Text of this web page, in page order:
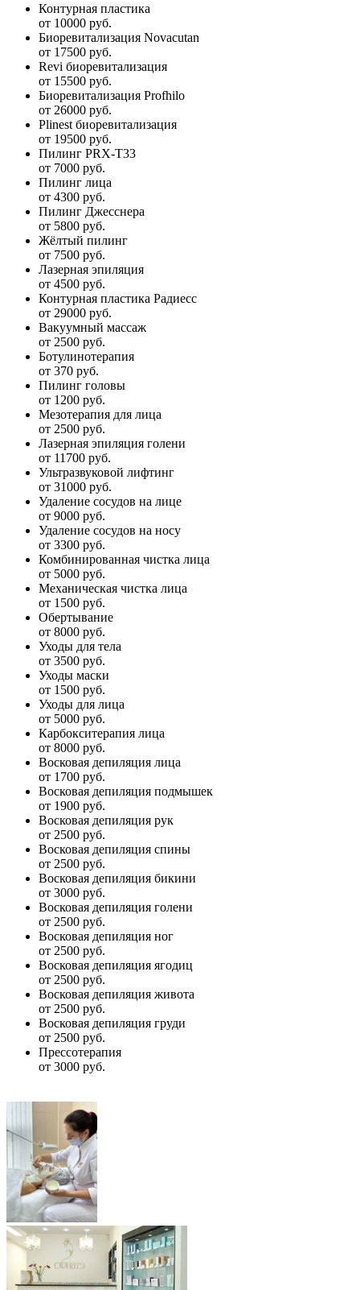
Контурная пластика
от 10000 руб.
Биоревитализация Novacutan
от 17500 руб.
Revi биоревитализация
от 15500 руб.
Биоревитализация Profhilo
от 26000 руб.
Plinest биоревитализация
от 19500 руб.
Пилинг PRX-T33
от 7000 руб.
Пилинг лица
от 4300 руб.
Пилинг Джесснера
от 5800 руб.
Жёлтый пилинг
от 7500 руб.
Лазерная эпиляция
от 4500 руб.
Контурная пластика Радиесс
от 29000 руб.
Вакуумный массаж
от 2500 руб.
Ботулинотерапия
от 370 руб.
Пилинг головы
от 1200 руб.
Мезотерапия для лица
от 2500 руб.
Лазерная эпиляция голени
от 11700 руб.
Ультразвуковой лифтинг
от 31000 руб.
Удаление сосудов на лице
от 9000 руб.
Удаление сосудов на носу
от 3300 руб.
Комбинированная чистка лица
от 5000 руб.
Механическая чистка лица
от 1500 руб.
Обертывание
от 8000 руб.
Уходы для тела
от 3500 руб.
Уходы маски
от 1500 руб.
Уходы для лица
от 5000 руб.
Карбокситерапия лица
от 8000 руб.
Восковая депиляция лица
от 1700 руб.
Восковая депиляция подмышек
от 1900 руб.
Восковая депиляция рук
от 2500 руб.
Восковая депиляция спины
от 2500 руб.
Восковая депиляция бикини
от 3000 руб.
Восковая депиляция голени
от 2500 руб.
Восковая депиляция ног
от 2500 руб.
Восковая депиляция ягодиц
от 2500 руб.
Восковая депиляция живота
от 2500 руб.
Восковая депиляция груди
от 2500 руб.
Прессотерапия
от 3000 руб.